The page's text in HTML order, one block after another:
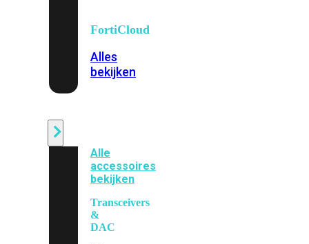
FortiCloud
Alles
bekijken
Alle
accessoires
bekijken
Transceivers
&
DAC